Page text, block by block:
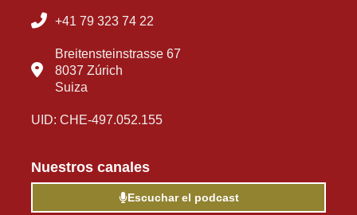
+41 79 323 74 22
Breitensteinstrasse 67
8037 Zúrich
Suiza
UID: CHE-497.052.155
Nuestros canales
Escuchar el podcast